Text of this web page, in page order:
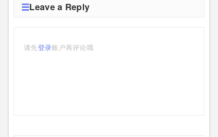
Leave a Reply
请先登录账户再评论哦